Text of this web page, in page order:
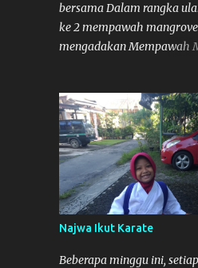
bersama Dalam rangka
ke 2 mempawah
mengadakan Mempawah
serta dalam lomba
Alhamdulillah, Najwa
Juara.
Najwa Ikut Karate
Beberapa minggu ini,